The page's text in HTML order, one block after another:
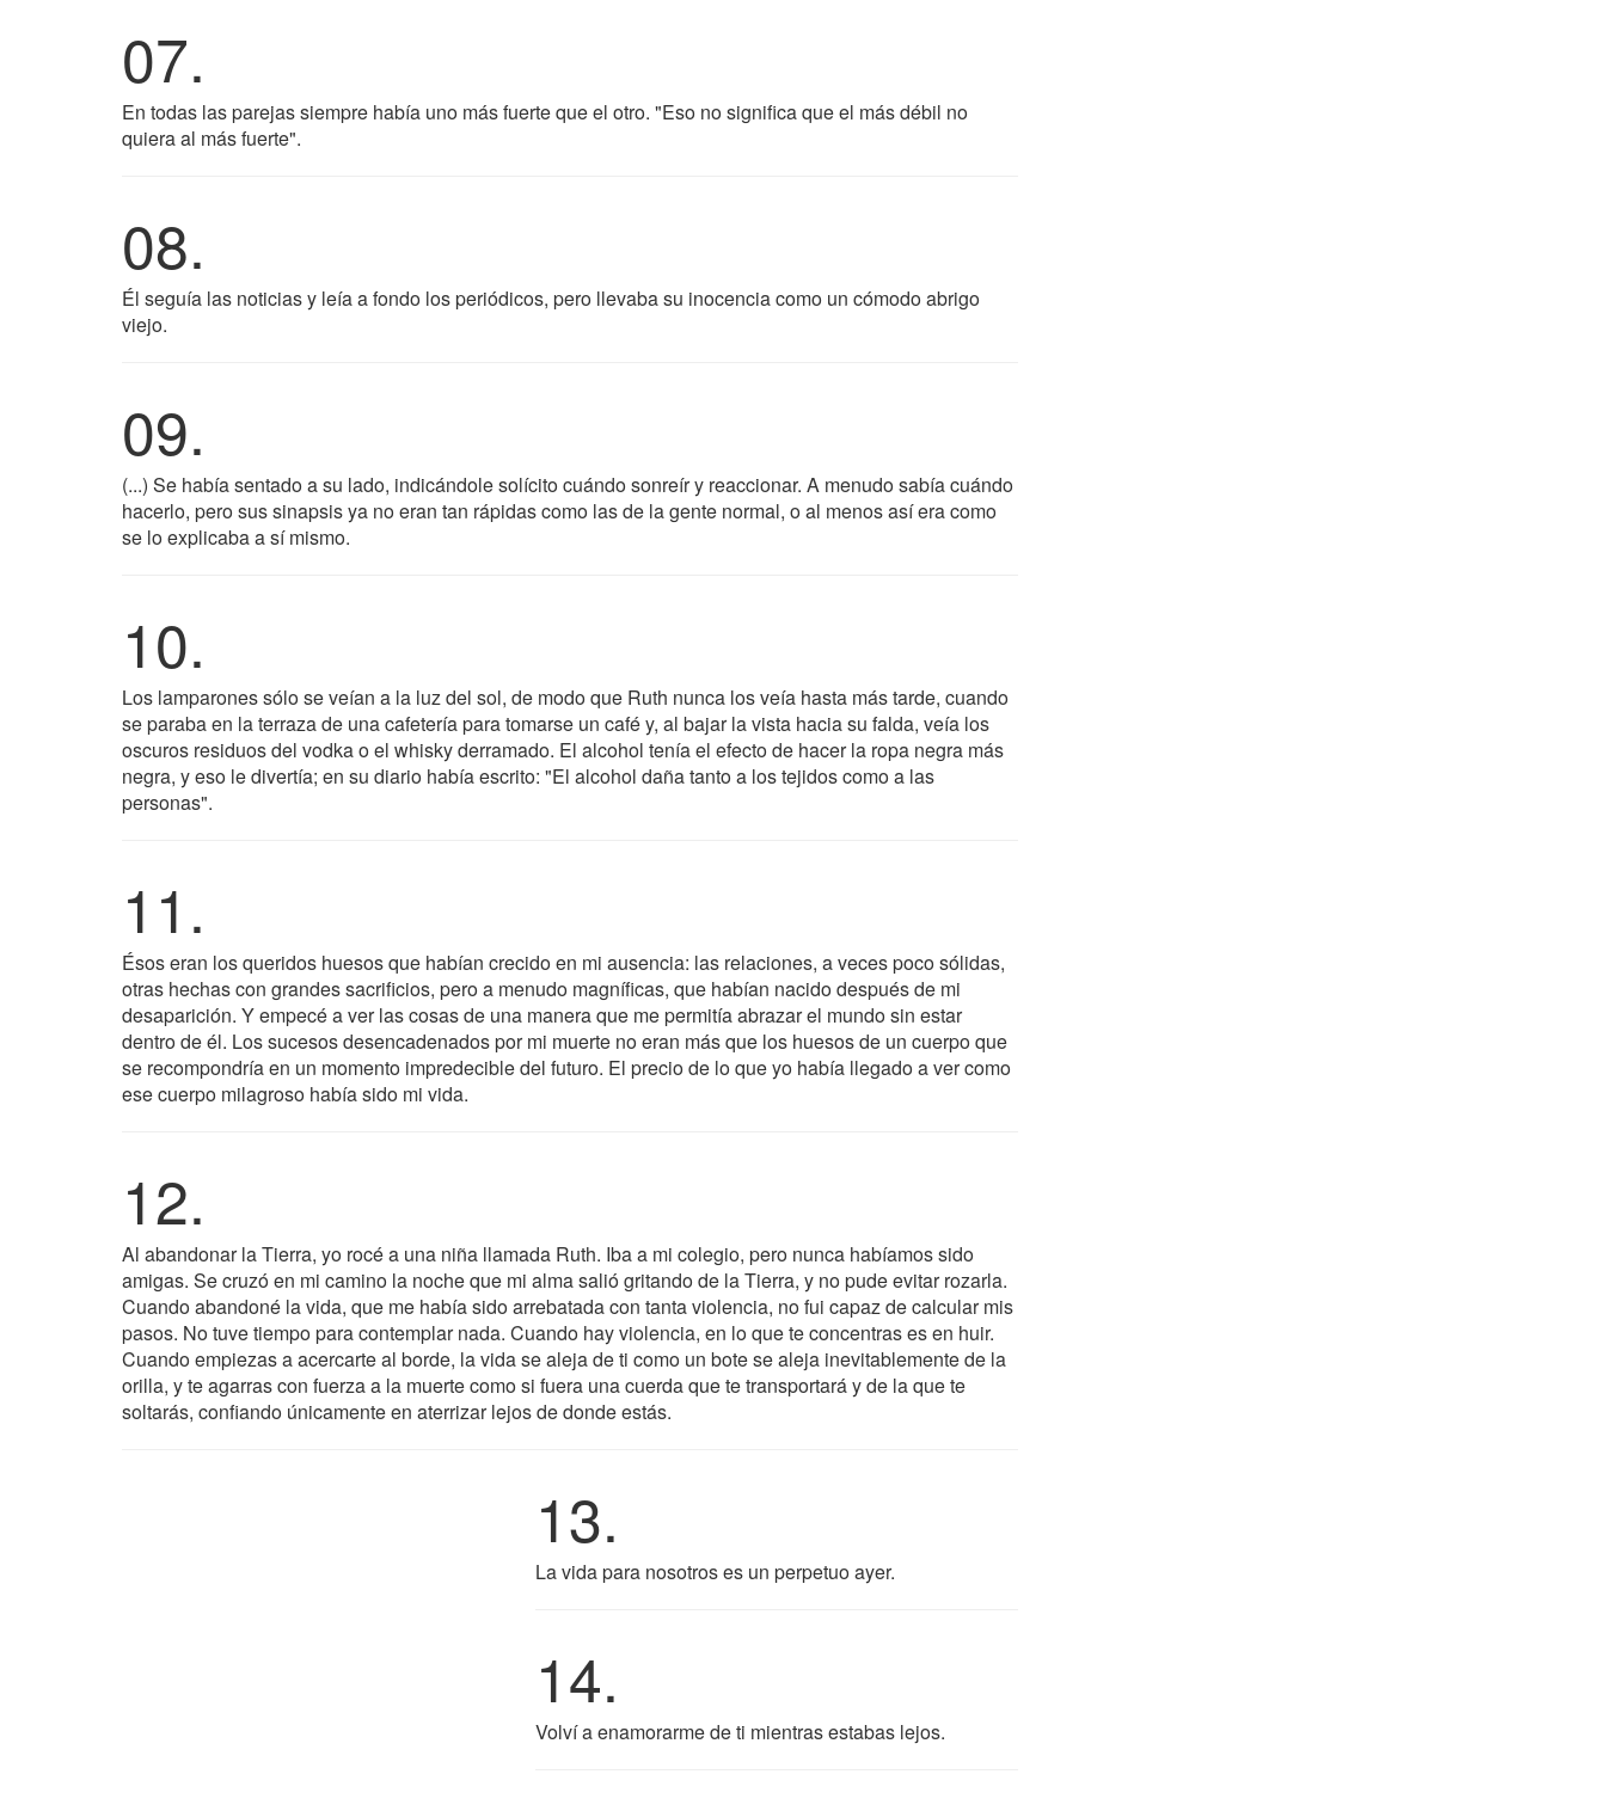
07.
En todas las parejas siempre había uno más fuerte que el otro. "Eso no significa que el más débil no
quiera al más fuerte".
08.
Él seguía las noticias y leía a fondo los periódicos, pero llevaba su inocencia como un cómodo abrigo
viejo.
09.
(...) Se había sentado a su lado, indicándole solícito cuándo sonreír y reaccionar. A menudo sabía cuándo
hacerlo, pero sus sinapsis ya no eran tan rápidas como las de la gente normal, o al menos así era como
se lo explicaba a sí mismo.
10.
Los lamparones sólo se veían a la luz del sol, de modo que Ruth nunca los veía hasta más tarde, cuando
se paraba en la terraza de una cafetería para tomarse un café y, al bajar la vista hacia su falda, veía los
oscuros residuos del vodka o el whisky derramado. El alcohol tenía el efecto de hacer la ropa negra más
negra, y eso le divertía; en su diario había escrito: "El alcohol daña tanto a los tejidos como a las
personas".
11.
Ésos eran los queridos huesos que habían crecido en mi ausencia: las relaciones, a veces poco sólidas,
otras hechas con grandes sacrificios, pero a menudo magníficas, que habían nacido después de mi
desaparición. Y empecé a ver las cosas de una manera que me permitía abrazar el mundo sin estar
dentro de él. Los sucesos desencadenados por mi muerte no eran más que los huesos de un cuerpo que
se recompondría en un momento impredecible del futuro. El precio de lo que yo había llegado a ver como
ese cuerpo milagroso había sido mi vida.
12.
Al abandonar la Tierra, yo rocé a una niña llamada Ruth. Iba a mi colegio, pero nunca habíamos sido
amigas. Se cruzó en mi camino la noche que mi alma salió gritando de la Tierra, y no pude evitar rozarla.
Cuando abandoné la vida, que me había sido arrebatada con tanta violencia, no fui capaz de calcular mis
pasos. No tuve tiempo para contemplar nada. Cuando hay violencia, en lo que te concentras es en huir.
Cuando empiezas a acercarte al borde, la vida se aleja de ti como un bote se aleja inevitablemente de la
orilla, y te agarras con fuerza a la muerte como si fuera una cuerda que te transportará y de la que te
soltarás, confiando únicamente en aterrizar lejos de donde estás.
13.
La vida para nosotros es un perpetuo ayer.
14.
Volví a enamorarme de ti mientras estabas lejos.